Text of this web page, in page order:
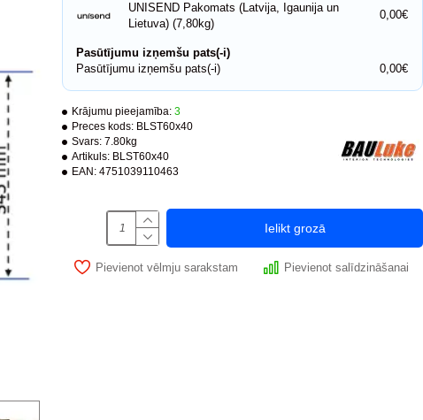
%
Krājumu pieejamība: 3
Preces kods: BLST60x40
Svars: 7.80kg
Artikuls: BLST60x40
EAN: 4751039110463
UNISEND Pakomats (Latvija, Igaunija un
Lietuva) (7,80kg)
0,00€
Pasūtījumu izņemšu pats(-i)
Pasūtījumu izņemšu pats(-i)
0,00€
Ielikt grozā
Pievienot vēlmju sarakstam Pievienot salīdzināšanai